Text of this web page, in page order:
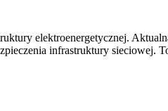
elektroenergetycznej.
infrastruktury sieciowej.